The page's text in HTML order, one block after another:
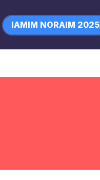
IAMIM NORAIM 2025